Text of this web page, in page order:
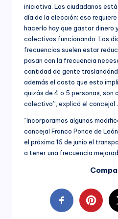
iniciativa. Los ciudadanos
día de la elección; eso
hacerlo hay que gastar dinero
colectivos funcionando. Los
frecuencias suelen estar
pasan con la frecuencia
cantidad de gente
además el costo que esto
quizás de 4 o 5 personas, son
colectivo”, explicó el concejal
“Incorporamos algunas
concejal Franco Ponce de
el próximo 16 de junio el
a tener una frecuencia